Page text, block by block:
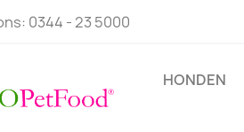
0344 - 23 5000
HONDEN